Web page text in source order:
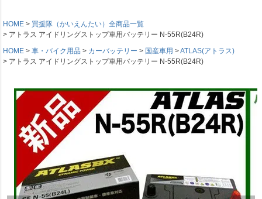
HOME
買援隊（かいえんたい）全商品一覧
アトラス アイドリングストップ車用バッテリー N-55R(B24R)
HOME
車・バイク用品 カーバッテリー 国産車用
ATLAS(アトラス)
アトラス アイドリングストップ車用バッテリー N-55R(B24R)